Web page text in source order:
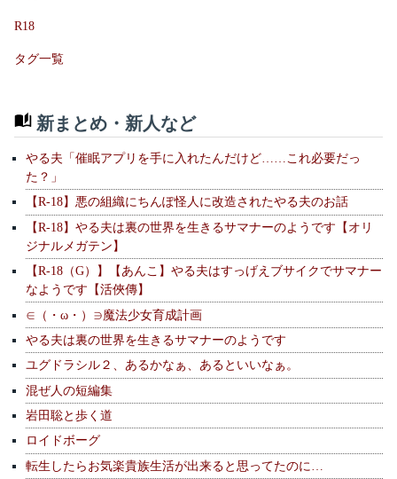
R18
タグ一覧
新まとめ・新人など
やる夫「催眠アプリを手に入れたんだけど……これ必要だっ
た？」
【R-18】悪の組織にちんぽ怪人に改造されたやる夫のお話
【R-18】やる夫は裏の世界を生きるサマナーのようです【オリ
ジナルメガテン】
【R-18（G）】【あんこ】やる夫はすっげえブサイクでサマナー
なようです【活俠傳】
∈（・ω・）∋魔法少女育成計画
やる夫は裏の世界を生きるサマナーのようです
ユグドラシル２、あるかなぁ、あるといいなぁ。
混ぜ人の短編集
岩田聡と歩く道
ロイドボーグ
転生したらお気楽貴族生活が出来ると思ってたのに…